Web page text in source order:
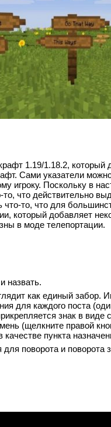
1.19/1.18.2, который
Сами указатели
игроку. Поскольку в
что действительно
что-то, что для
который добавляет
в моде телепортации.
назвать.
как единый забор.
для каждого поста
знак в виде
(щелкните правой
пункта
поворота и поворота